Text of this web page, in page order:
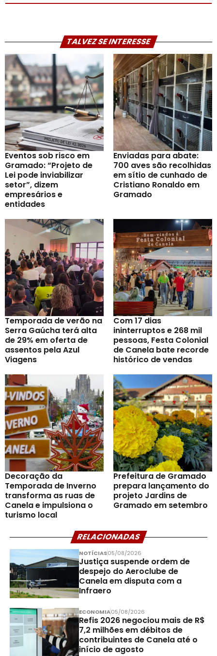
TALVEZ SE INTERESSE
Eventos sob risco em
Gramado: “Projeto de
Lei pode inviabilizar
setor”, dizem
empresários e
entidades
Enviadas para abate:
700 aves são recolhidas
em sítio de cunhado de
Cristiano Ronaldo em
Gramado
Temporada de verão na
Serra Gaúcha terá alta
de 29% em oferta de
assentos pela Azul
Viagens
Com 17 dias
ininterruptos e 268 mil
pessoas, Festa Colonial
de Canela bate recorde
histórico de vendas
Decoração da
Temporada de Inverno
transforma as ruas de
Canela e impulsiona o
turismo local
Prefeitura de Gramado
prepara lançamento do
projeto Jardins de
Gramado em setembro
RELACIONADAS
NOTÍCIAS05/08/2026
Justiça suspende ordem de
despejo do Aeroclube de
Canela em disputa com a
Infraero
ECONOMIA05/08/2026
Refis 2026 negociou mais de R$
7,2 milhões em débitos de
contribuintes de Canela até o
início de agosto